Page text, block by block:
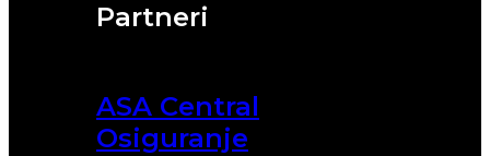
Partneri
ASA Central
Osiguranje